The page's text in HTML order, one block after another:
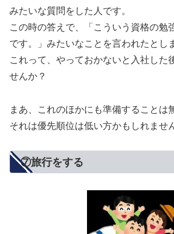
みたいな質問をした人です。
この時の答えで、「こういう資格の勉
です。」みたいなことを言われたとし
これって、やっておかないと入社した
せんか？
まあ、これのほかにも準備することは
それは優先順位は低い方かもしれませ
⑦旅行をする